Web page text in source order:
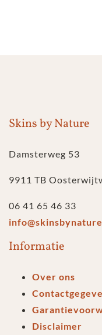
Skins by Nature
Damsterweg 53
9911 TB
06 41 65 46 33
Informatie
Over ons
Disclaimer